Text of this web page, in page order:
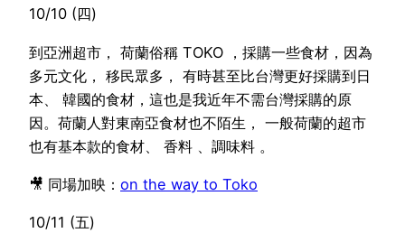
10/10 (四)
到亞洲超市， 荷蘭俗稱 TOKO ，採購一些食材，因為
多元文化， 移民眾多， 有時甚至比台灣更好採購到日
本、 韓國的食材，這也是我近年不需台灣採購的原
因。荷蘭人對東南亞食材也不陌生， 一般荷蘭的超市
也有基本款的食材、 香料 、調味料 。
🎥 同場加映： on the way to Toko
10/11 (五)